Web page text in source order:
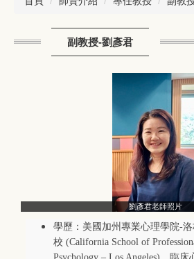
副教授-劉彥君
劉彥君老師照片
學歷： 美國加州專業心理學院-
校 (California School of